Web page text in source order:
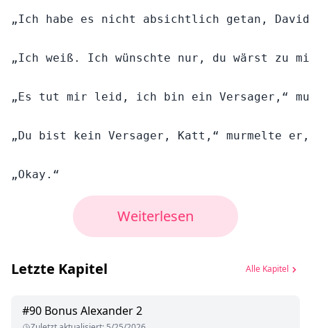
„Ich habe es nicht absichtlich getan,
„Ich weiß. Ich wünschte nur, du wärst zu
„Es tut mir leid, ich bin ein Versager,“
„Du bist kein Versager, Katt,“ murmelte
Weiterlesen
Letzte Kapitel Alle Kapitel
#90 Bonus Alexander 2